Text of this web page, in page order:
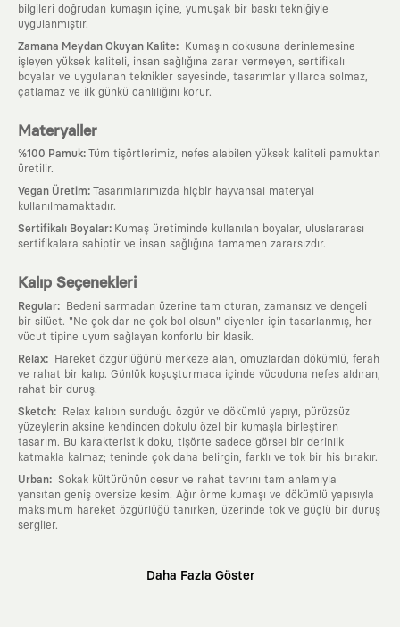
bilgileri doğrudan kumaşın içine, yumuşak bir baskı tekniğiyle
uygulanmıştır.
Zamana Meydan Okuyan Kalite:
Kumaşın dokusuna derinlemesine
işleyen yüksek kaliteli, insan sağlığına zarar vermeyen, sertifikalı
boyalar ve uygulanan teknikler sayesinde, tasarımlar yıllarca solmaz,
çatlamaz ve ilk günkü canlılığını korur.
Materyaller
%100 Pamuk: Tüm tişörtlerimiz, nefes alabilen yüksek kaliteli pamuktan
üretilir.
Vegan Üretim: Tasarımlarımızda hiçbir hayvansal materyal
kullanılmamaktadır.
Sertifikalı Boyalar: Kumaş üretiminde kullanılan boyalar, uluslararası
sertifikalara sahiptir ve insan sağlığına tamamen zararsızdır.
Kalıp Seçenekleri
Regular:
Bedeni sarmadan üzerine tam oturan, zamansız ve dengeli
bir silüet. "Ne çok dar ne çok bol olsun" diyenler için tasarlanmış, her
vücut tipine uyum sağlayan konforlu bir klasik.
Relax:
Hareket özgürlüğünü merkeze alan, omuzlardan dökümlü, ferah
ve rahat bir kalıp. Günlük koşuşturmaca içinde vücuduna nefes aldıran,
rahat bir duruş.
Sketch:
Relax kalıbın sunduğu özgür ve dökümlü yapıyı, pürüzsüz
yüzeylerin aksine kendinden dokulu özel bir kumaşla birleştiren
tasarım. Bu karakteristik doku, tişörte sadece görsel bir derinlik
katmakla kalmaz; teninde çok daha belirgin, farklı ve tok bir his bırakır.
Urban: Sokak kültürünün cesur ve rahat tavrını tam anlamıyla
yansıtan geniş oversize kesim. Ağır örme kumaşı ve dökümlü yapısıyla
maksimum hareket özgürlüğü tanırken, üzerinde tok ve güçlü bir duruş
sergiler.
Daha Fazla Göster